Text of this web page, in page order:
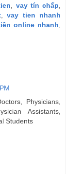
vay tín chấp
,vay tien nhanh
online nhanh
Physicians,
Assistants,
Students